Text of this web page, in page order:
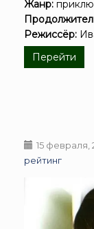
Жанр:
Режиссёр:
Перейти
15 февраля,
рейтинг